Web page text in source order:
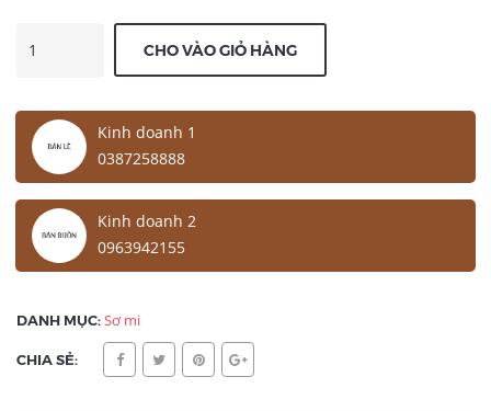
CHO VÀO GIỎ HÀNG
Kinh doanh 1
0387258888
Kinh doanh 2
0963942155
DANH MỤC:Sơ mi
CHIA SẺ: